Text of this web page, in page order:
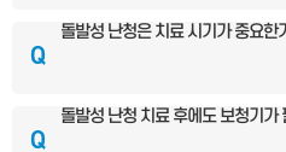
Q
돌발성 난청은 치료 시기가 중요한
Q
돌발성 난청 치료 후에도 보청기가